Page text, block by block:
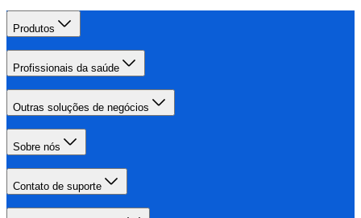
Produtos
Profissionais da saúde
Outras soluções de negócios
Sobre nós
Contato de suporte